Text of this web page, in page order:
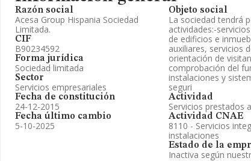
Razón social
Acesa Group Hispania Sociedad
Limitada.
CIF
B90234592
Forma jurídica
Sociedad limitada
Sector
Servicios empresariales
Fecha de constitución
24-12-2015
Fecha último cambio
5-10-2025
Objeto social
La sociedad tendrá
actividades:-
de edificios e
auxiliares, servicios
orientación de
comprobación del
instalaciones y
seguri
Actividad
Servicios prestados
Actividad CNAE
8110 - Servicios
instalaciones
Estado de la
Inactiva según